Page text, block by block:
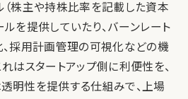
（株主や持株比率を記載した資本
を提供していたり、バーンレート
、採用計画管理の可視化などの機
はスタートアップ側に利便性を、
明性を提供する仕組みで、上場